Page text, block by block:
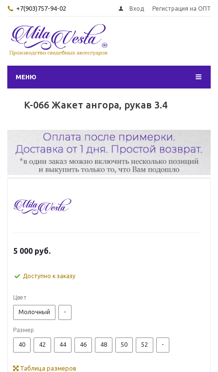
+7(903)757-94-02 Вход Регистрация на ОПТ
МЕНЮ
K-066 Жакет ангора, рукав 3.4
5 000 руб.
Доступно к заказу
Цвет
Молочный -
Размер
40 42 44 46 48 50 52 -
Таблица размеров